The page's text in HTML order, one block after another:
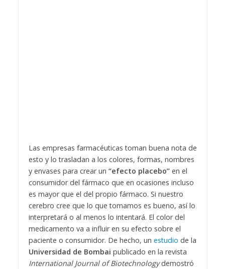
Las empresas farmacéuticas toman buena nota de
esto y lo trasladan a los colores, formas, nombres
y envases para crear un “efecto placebo”en el
consumidor del fármaco que en ocasiones incluso
es mayor que el del propio fármaco. Si nuestro
cerebro cree que lo que tomamos es bueno, así lo
interpretará o al menos lo intentará. El color del
medicamento va a influir en su efecto sobre el
paciente o consumidor. De hecho, un estudio de la
Universidad de Bombai publicado en la revista
International Journal of Biotechnologydemostró